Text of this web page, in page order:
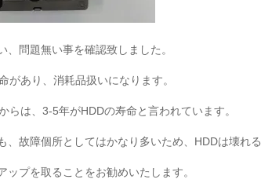
、問題無い事を確認致しました。
があり、消耗品扱いになります。
らは、3-5年がHDDの寿命と言われています。
、故障個所としてはかなり多いため、HDDは壊れ
ップを取ることをお勧めいたします。